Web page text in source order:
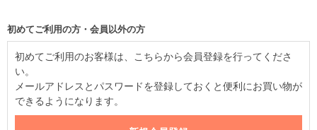
初めてご利用の方・会員以外の方
初めてご利用のお客様は、こちらから会員登録を行ってくださ
い。
メールアドレスとパスワードを登録しておくと便利にお買い物が
できるようになります。